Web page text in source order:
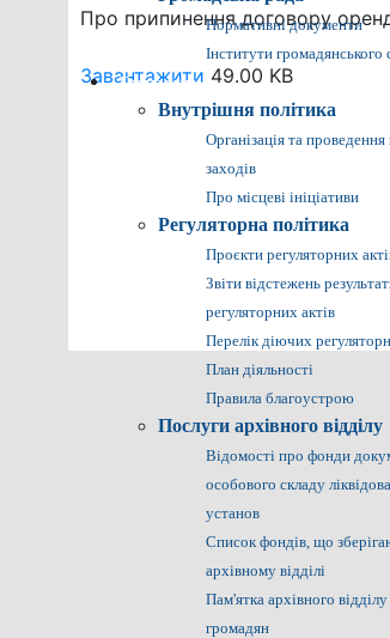
Нормативні документи
Інститути громадянського
Громадянам
Внутрішня політика
Організація та
заходів
Про місцеві ініціативи
Регуляторна політика
Проєкти регуляторних
Звіти відстежень
регуляторних актів
Перелік діючих
План діяльності
Правила благоустрою
Послуги архівного відділу
Відомості про фонди
особового складу
установ
Список фондів, що
архівному відділі
Пам'ятка архівного
громадян
Про припинення договору
Завантажити 49.00 KB